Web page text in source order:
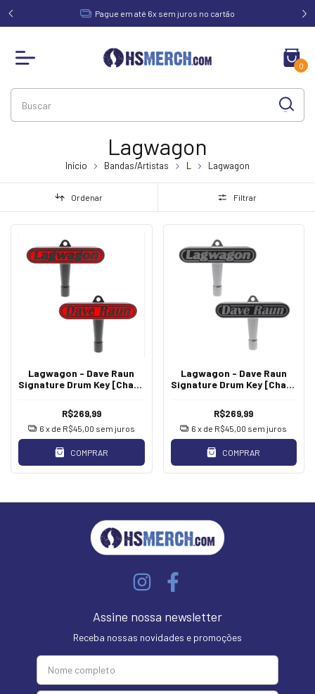
de Pague em até 6x sem juros no cartão
0
Lagwagon
Início Bandas/Artistas L Lagwagon
Ordenar Filtrar
Lagwagon - Dave Raun
Signature Drum Key [Chave
R$269,99
6 x de R$45,00 sem juros
COMPRAR
Lagwagon - Dave Raun
Signature Drum Key [Chave
R$269,99
6 x de R$45,00 sem juros
COMPRAR
Assine nossa newsletter
Receba nossas novidades e promoções